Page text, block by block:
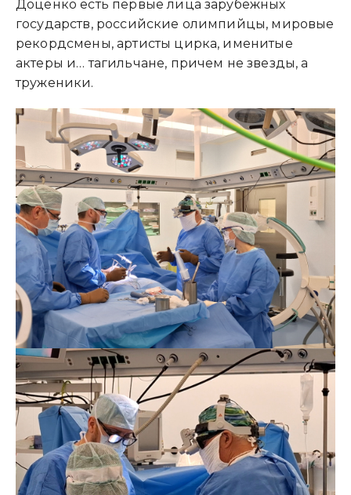
Доценко есть первые лица зарубежных
государств, российские олимпийцы, мировые
рекордсмены, артисты цирка, именитые
актеры и… тагильчане, причем не звезды, а
труженики.